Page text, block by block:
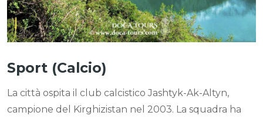
Sport (Calcio)
La città ospita il club calcistico Jashtyk-Ak-Altyn,
campione del Kirghizistan nel 2003. La squadra ha